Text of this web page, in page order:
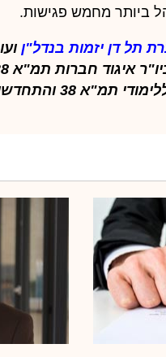
ביותר מחמש פגישות.
תל דן יזמות בנדל"ן
המסחר ומנהל